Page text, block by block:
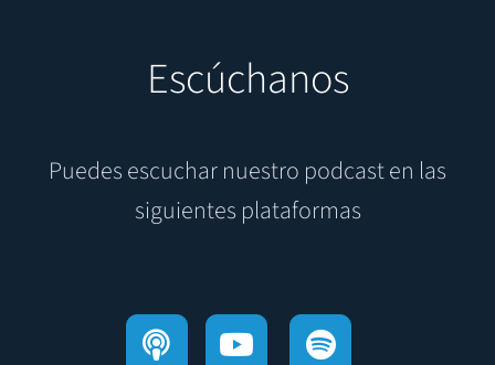
Escúchanos
Puedes escuchar nuestro podcast en las
siguientes plataformas